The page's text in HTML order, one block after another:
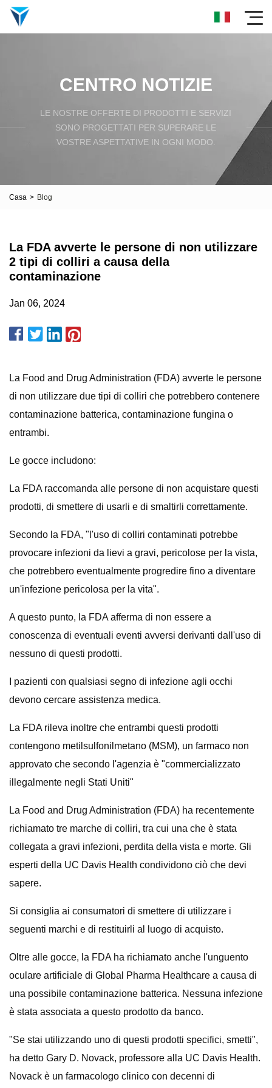
CENTRO NOTIZIE
LE NOSTRE OFFERTE DI PRODOTTI E SERVIZI
SONO PROGETTATI PER SUPERARE LE
VOSTRE ASPETTATIVE IN OGNI MODO.
Casa > Blog
La FDA avverte le persone di non utilizzare
2 tipi di colliri a causa della
contaminazione
Jan 06, 2024
La Food and Drug Administration (FDA) avverte le persone
di non utilizzare due tipi di colliri che potrebbero contenere
contaminazione batterica, contaminazione fungina o
entrambi.
Le gocce includono:
La FDA raccomanda alle persone di non acquistare questi
prodotti, di smettere di usarli e di smaltirli correttamente.
Secondo la FDA, "l'uso di colliri contaminati potrebbe
provocare infezioni da lievi a gravi, pericolose per la vista,
che potrebbero eventualmente progredire fino a diventare
un'infezione pericolosa per la vita".
A questo punto, la FDA afferma di non essere a
conoscenza di eventuali eventi avversi derivanti dall'uso di
nessuno di questi prodotti.
I pazienti con qualsiasi segno di infezione agli occhi
devono cercare assistenza medica.
La FDA rileva inoltre che entrambi questi prodotti
contengono metilsulfonilmetano (MSM), un farmaco non
approvato che secondo l'agenzia è "commercializzato
illegalmente negli Stati Uniti"
La Food and Drug Administration (FDA) ha recentemente
richiamato tre marche di colliri, tra cui una che è stata
collegata a gravi infezioni, perdita della vista e morte. Gli
esperti della UC Davis Health condividono ciò che devi
sapere.
Si consiglia ai consumatori di smettere di utilizzare i
seguenti marchi e di restituirli al luogo di acquisto.
Oltre alle gocce, la FDA ha richiamato anche l'unguento
oculare artificiale di Global Pharma Healthcare a causa di
una possibile contaminazione batterica. Nessuna infezione
è stata associata a questo prodotto da banco.
"Se stai utilizzando uno di questi prodotti specifici, smetti",
ha detto Gary D. Novack, professore alla UC Davis Health.
Novack è un farmacologo clinico con decenni di